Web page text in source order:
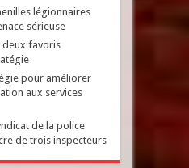
légionnaires
sérieuse
deux favoris
pour améliorer
aux services
de la police
de trois inspecteurs